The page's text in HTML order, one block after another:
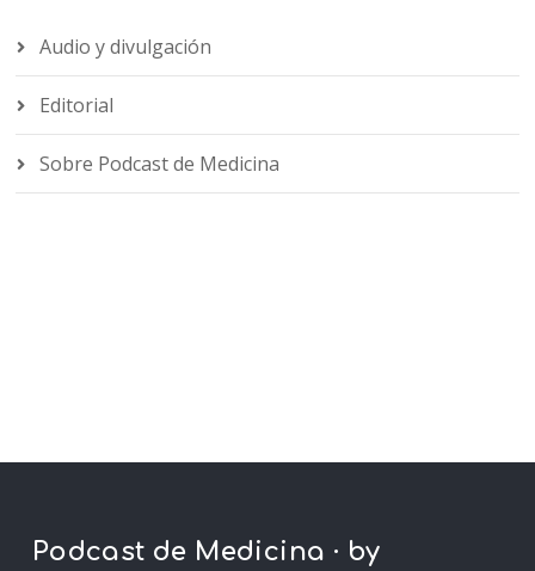
Audio y divulgación
Editorial
Sobre Podcast de Medicina
Podcast de Medicina · by